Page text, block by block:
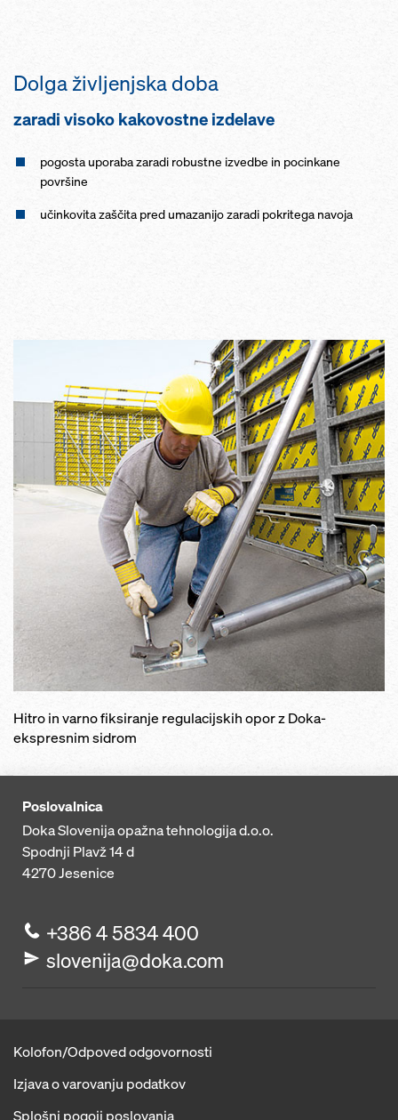
Dolga življenjska doba
zaradi visoko kakovostne izdelave
pogosta uporaba zaradi robustne izvedbe in pocinkane
površine
učinkovita zaščita pred umazanijo zaradi pokritega navoja
Hitro in varno fiksiranje regulacijskih opor z Doka-
ekspresnim sidrom
Poslovalnica
Doka Slovenija opažna tehnologija d.o.o.
Spodnji Plavž 14 d
4270Jesenice
+386 4 5834 400
slovenija@doka.com
Kolofon/Odpoved odgovornosti
Izjava o varovanju podatkov
Splošni pogoji poslovanja